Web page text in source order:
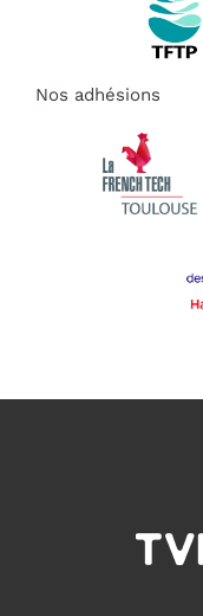
Nos adhésions